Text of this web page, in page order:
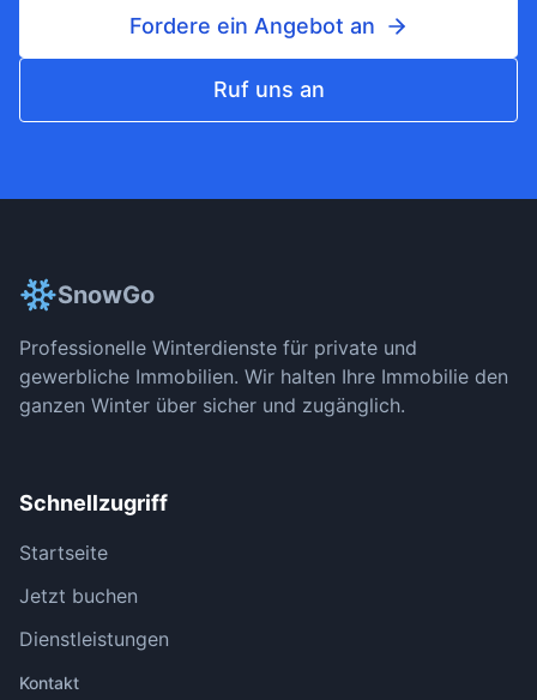
Fordere ein Angebot an
Ruf uns an
SnowGo
Professionelle Winterdienste für private und
gewerbliche Immobilien. Wir halten Ihre Immobilie den
ganzen Winter über sicher und zugänglich.
Schnellzugriff
Startseite
Jetzt buchen
Dienstleistungen
Kontakt